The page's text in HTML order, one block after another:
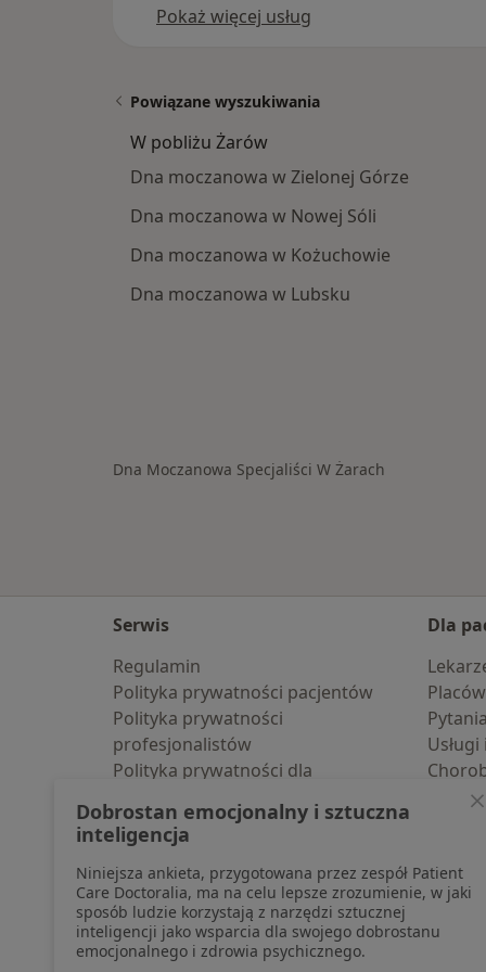
Pokaż więcej usług
Powiązane wyszukiwania
W pobliżu Żarów
Dna moczanowa w Zielonej Górze
Dna moczanowa w Nowej Sóli
Dna moczanowa w Kożuchowie
Dna moczanowa w Lubsku
Dna Moczanowa Specjaliści W Żarach
Serwis
Regulamin
Polityka prywatności pacjentów
Polityka prywatności
profesjonalistów
Polityka prywatności dla
pozyskaliśmy samodzielnie
Polityka cookies
Jak działają wyniki wyszukiwania
Dostępność
O nas
Praca Rekrutujemy!
Dla
Pomoc
Blog
Dobrostan emocjonalny i sztuczna
inteligencja
Niniejsza ankieta, przygotowana przez zespół Patient
Care Doctoralia, ma na celu lepsze zrozumienie, w jaki
sposób ludzie korzystają z narzędzi sztucznej
inteligencji jako wsparcia dla swojego dobrostanu
emocjonalnego i zdrowia psychicznego.